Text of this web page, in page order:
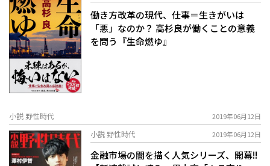
働き方改革の現代、仕事＝生きがいは
「悪」なのか？ 高杉良が働くことの意義
を問う『生命燃ゆ』
小説 野性時代 2019年06月12日
小説 野性時代 2019年06月12日
金融市場の闇を描く人気シリーズ、開幕!!